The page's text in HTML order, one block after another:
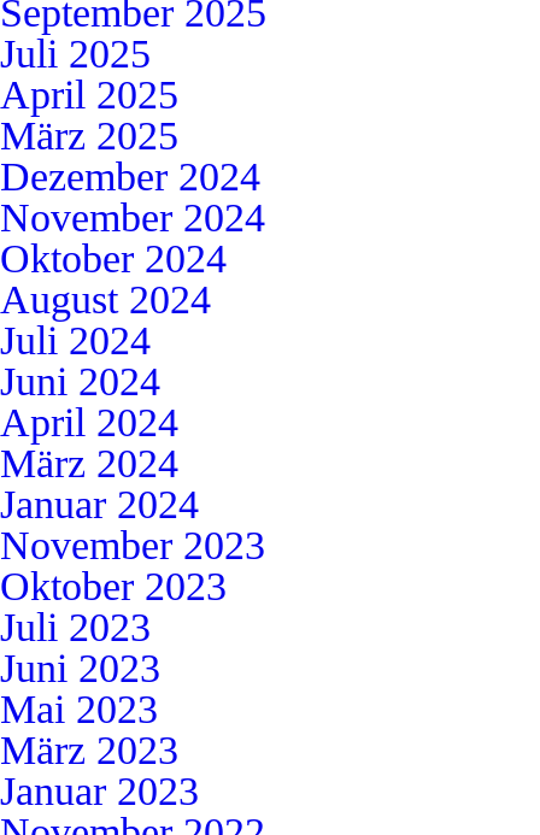
September 2025
Juli 2025
April 2025
März 2025
Dezember 2024
November 2024
Oktober 2024
August 2024
Juli 2024
Juni 2024
April 2024
März 2024
Januar 2024
November 2023
Oktober 2023
Juli 2023
Juni 2023
Mai 2023
März 2023
Januar 2023